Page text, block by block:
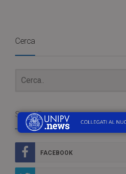
Cerca
Social Box
FACEBOOK